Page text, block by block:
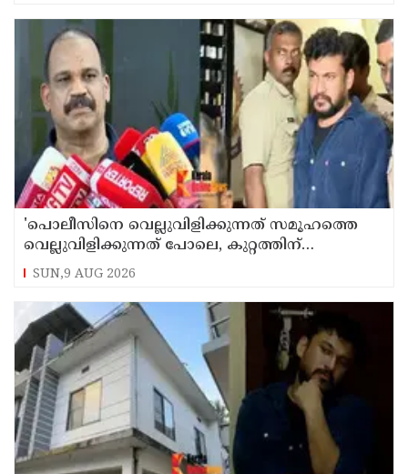
'പൊലീസിനെ വെല്ലുവിളിക്കുന്നത് സമൂഹത്തെ
വെല്ലുവിളിക്കുന്നത് പോലെ, കുറ്റത്തിന്
അനുസരിച്ച് ശിക്ഷ നല്‍കും':എഡിജിപി
SUN,9 AUG 2026